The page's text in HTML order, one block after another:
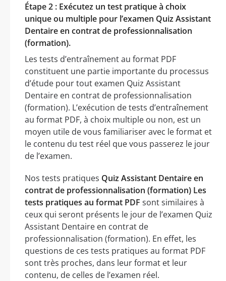
Étape 2 : Exécutez un test pratique à choix
unique ou multiple pour l’examen Quiz Assistant
Dentaire en contrat de professionnalisation
(formation).
Les tests d’entraînement au format PDF
constituent une partie importante du processus
d’étude pour tout examen Quiz Assistant
Dentaire en contrat de professionnalisation
(formation). L’exécution de tests d’entraînement
au format PDF, à choix multiple ou non, est un
moyen utile de vous familiariser avec le format et
le contenu du test réel que vous passerez le jour
de l’examen.
Nos tests pratiques Quiz Assistant Dentaire en
contrat de professionnalisation (formation) Les
tests pratiques au format PDF sont similaires à
ceux qui seront présents le jour de l’examen Quiz
Assistant Dentaire en contrat de
professionnalisation (formation). En effet, les
questions de ces tests pratiques au format PDF
sont très proches, dans leur format et leur
contenu, de celles de l’examen réel.